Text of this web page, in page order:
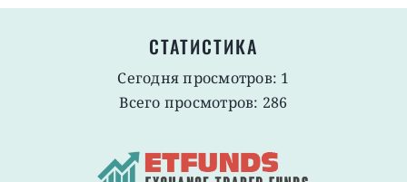
СТАТИСТИКА
Сегодня просмотров: 1
Всего просмотров: 286